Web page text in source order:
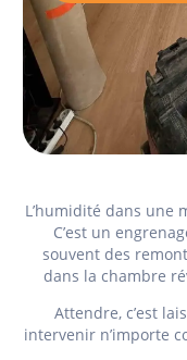
L’humidité dans une
C’est un
souvent des
dans la chambre
Attendre, c’est
intervenir n’importe